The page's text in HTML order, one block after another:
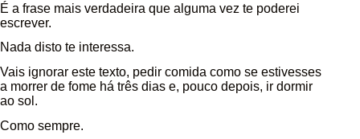
É a frase mais verdadeira que alguma vez te poderei
escrever.
Nada disto te interessa.
Vais ignorar este texto, pedir comida como se estivesses
a morrer de fome há três dias e, pouco depois, ir dormir
ao sol.
Como sempre.